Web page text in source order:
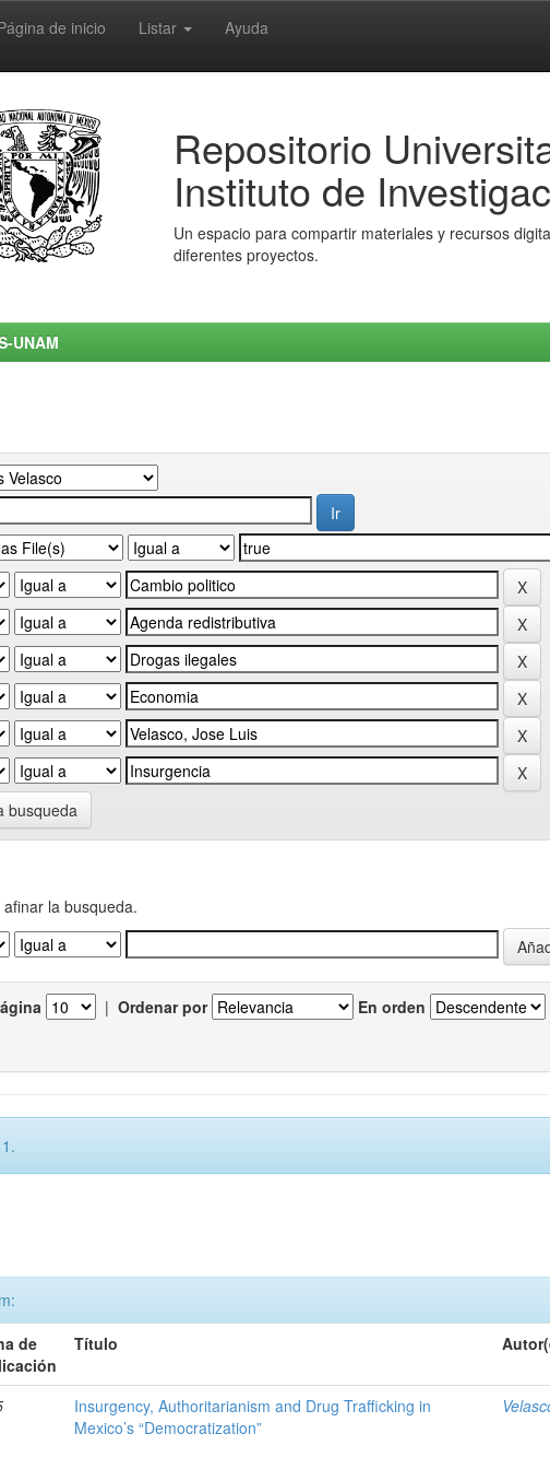
de inicio Listar Ayuda
Repositorio
Instituto de
Un espacio para compartir materiales y recursos
diferentes proyectos.
UNAM
busqueda
la busqueda.
| Ordenar por En orden
de
Título
Insurgency, Authoritarianism and Drug Trafficking in
Mexico’s “Democratization”